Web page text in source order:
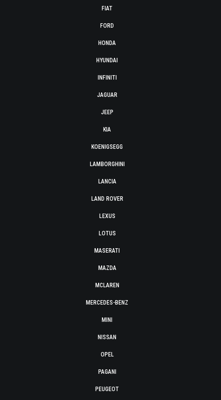
FIAT
FORD
HONDA
HYUNDAI
INFINITI
JAGUAR
JEEP
KIA
KOENIGSEGG
LAMBORGHINI
LANCIA
LAND ROVER
LEXUS
LOTUS
MASERATI
MAZDA
MCLAREN
MERCEDES-BENZ
MINI
NISSAN
OPEL
PAGANI
PEUGEOT